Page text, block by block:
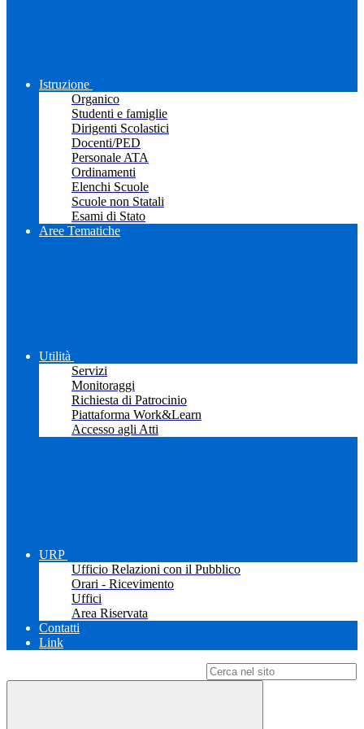
Istruzione
Organico
Studenti e famiglie
Dirigenti Scolastici
Docenti/PED
Personale ATA
Ordinamenti
Elenchi Scuole
Scuole non Statali
Esami di Stato
Aree Tematiche
Utilità
Servizi
Monitoraggi
Richiesta di Patrocinio
Piattaforma Work&Learn
Accesso agli Atti
URP
Ufficio Relazioni con il Pubblico
Orari - Ricevimento
Uffici
Area Riservata
Contatti
Link